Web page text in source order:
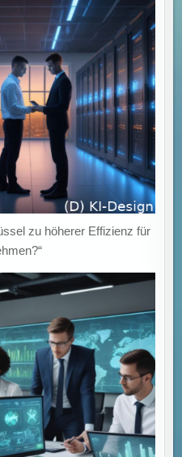
zu höherer Effizienz für